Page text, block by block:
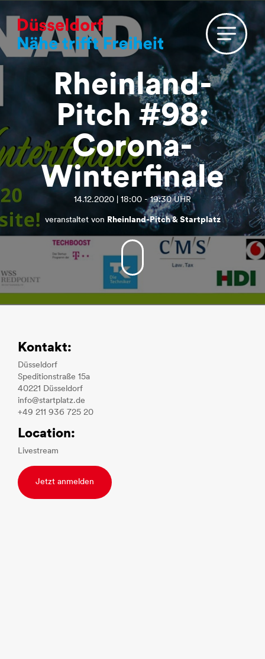
Rheinland-
Pitch #98:
Corona-
Winterfinale
14.12.2020 | 18:00 - 19:30 UHR
veranstaltet von Rheinland-Pitch & Startplatz
Kontakt:
Düsseldorf
Speditionstraße 15a
40221 Düsseldorf
info@startplatz.de
+49 211 936 725 20
Location:
Livestream
Jetzt anmelden